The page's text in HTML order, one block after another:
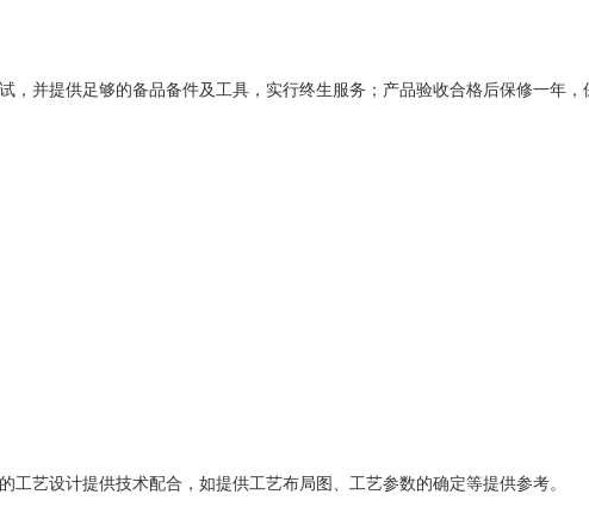
并提供足够的备品备件及工具，实行终生服务；产品验收合格后保修一年，
艺设计提供技术配合，如提供工艺布局图、工艺参数的确定等提供参考。